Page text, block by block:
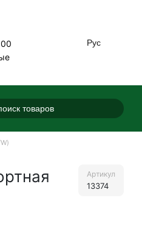
Рус
Артикул
13374